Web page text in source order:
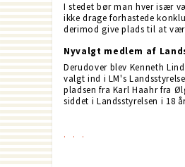
I stedet bør man hver især
ikke drage forhastede
derimod give plads til at
Nyvalgt medlem af
Derudover blev Kenneth
valgt ind i LM's
pladsen fra Karl Haahr fra
siddet i Landsstyrelsen i 18